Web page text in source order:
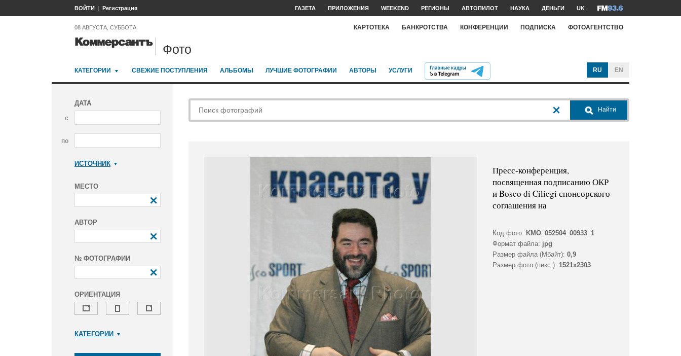
ВОЙТИ Регистрация ГАЗЕТА ПРИЛОЖЕНИЯ WEEKEND РЕГИОНЫ АВТОПИЛОТ НАУКА ДЕНЬГИ UK
08 АВГУСТА, СУББОТА КАРТОТЕКА БАНКРОТСТВА КОНФЕРЕНЦИИ ПОДПИСКА ФОТОАГЕНТСТВО
Фото
КАТЕГОРИИ СВЕЖИЕ ПОСТУПЛЕНИЯ АЛЬБОМЫ ЛУЧШИЕ ФОТОГРАФИИ АВТОРЫ УСЛУГИ RU EN
ДАТА
с
по
ИСТОЧНИК
МЕСТО
АВТОР
№ ФОТОГРАФИИ
ОРИЕНТАЦИЯ
КАТЕГОРИИ
Найти
Пресс-конференция,
посвященная подписанию ОКР
и Bosco di Ciliegi спонсорского
соглашения на
Код фото: KMO_052504_00933_1
Формат файла: jpg
Размер файла (Мбайт): 0,9
Размер фото (пикс.): 1521x2303